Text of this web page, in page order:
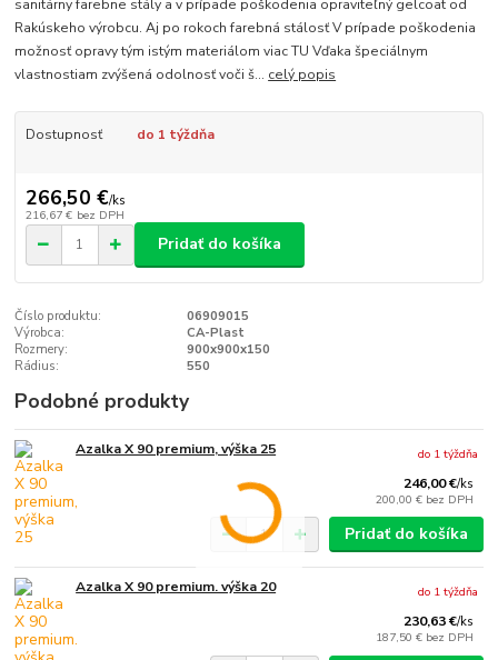
sanitárny farebne stály a v prípade poškodenia opraviteľný gelcoat od
Rakúskeho výrobcu. Aj po rokoch farebná stálosť V prípade poškodenia
možnosť opravy tým istým materiálom viac TU Vďaka špeciálnym
vlastnostiam zvýšená odolnosť voči š... celý popis
Dostupnosť do 1 týždňa
266,50 €/ks
216,67 € bez DPH
Pridať do košíka
Číslo produktu:
06909015
Výrobca:
CA-Plast
Rozmery:
900x900x150
Rádius:
550
Podobné produkty
Azalka X 90 premium, výška 25
246,00 €/ks
200,00 € bez DPH
do 1 týždňa
Pridať do košíka
Azalka X 90 premium. výška 20
230,63 €/ks
187,50 € bez DPH
do 1 týždňa